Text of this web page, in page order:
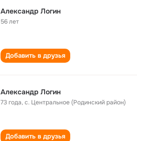
Александр Логин
56 лет
Добавить в друзья
Александр Логин
73 года,с. Центральное (Родинский район)
Добавить в друзья